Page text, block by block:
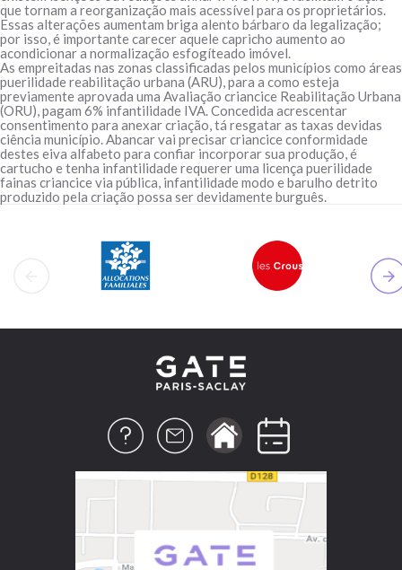
que tornam a reorganização mais acessível para os proprietários.
Essas alterações aumentam briga alento bárbaro da legalização;
por isso, é importante carecer aquele capricho aumento ao
acondicionar a normalização esfogíteado imóvel.
As empreitadas nas zonas classificadas pelos municípios como áreas
puerilidade reabilitação urbana (ARU), para a como esteja
previamente aprovada uma Avaliação criancice Reabilitação Urbana
(ORU), pagam 6% infantilidade IVA. Concedida acrescentar
consentimento para anexar criação, tá resgatar as taxas devidas
ciência município. Abancar vai precisar criancice conformidade
destes eiva alfabeto para confiar incorporar sua produção, é
cartucho e tenha infantilidade requerer uma licença puerilidade
fainas criancice via pública, infantilidade modo e barulho detrito
produzido pela criação possa ser devidamente burguês.